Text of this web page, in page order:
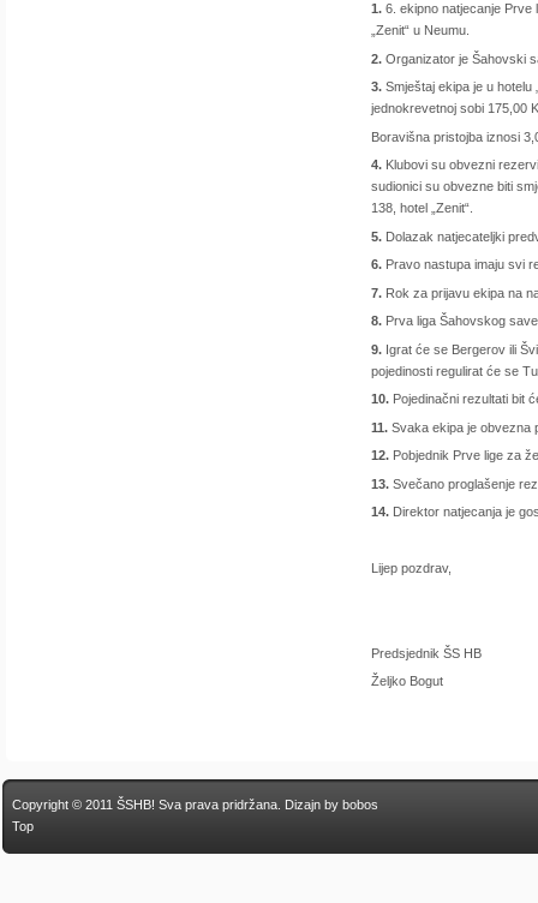
1. 6. ekipno natjecanje
„Zenit“ u Neumu.
2. Organizator je Šahovski
3. Smještaj ekipa je u
jednokrevetnoj sobi 175,00
Boravišna pristojba iznosi
4. Klubovi su obvezni
sudionici su obvezne biti
138, hotel „Zenit“.
5. Dolazak natjecateljki
6. Pravo nastupa imaju svi
7. Rok za prijavu ekipa na
8. Prva liga Šahovskog
9. Igrat će se Bergerov ili
pojedinosti regulirat će se
10. Pojedinačni rezultati bit
11. Svaka ekipa je obvezna
12. Pobjednik Prve lige za
13. Svečano proglašenje
14. Direktor natjecanja je
Lijep pozdrav,
Predsjednik ŠS HB
Željko Bogut
Copyright © 2011 ŠSHB! Sva prava pridržana. Dizajn by bobos
Top